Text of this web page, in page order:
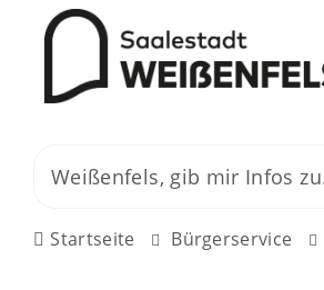
Startseite Bürgerservice